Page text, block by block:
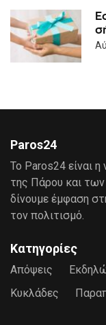
Paros24
Το Paros24 είναι η
της Πάρου και
δίνουμε έμφαση
τον πολιτισμό.
Κατηγορίες
Απόψεις
Κυκλάδες